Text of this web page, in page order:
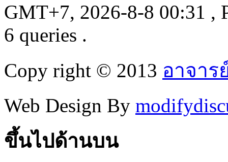
GMT+7, 2026-8-8 00:31 ,
6 queries .
Copy right © 2013 อาจาร
Web Design By
ขึ้นไปด้านบน